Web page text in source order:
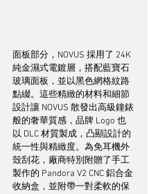
面板部分，NOVUS 採用了 24K
純金濕式電鍍層，搭配藍寶石
玻璃面板，並以黑色網格紋路
點綴。這些精緻的材料和細節
設計讓 NOVUS 散發出高級鐘錶
般的奢華質感，品牌 Logo 也
以 DLC 材質製成，凸顯設計的
統一性與精緻度。為免耳機外
殼刮花，廠商特別附贈了手工
製作的 Pandora V2 CNC 鋁合金
收納盒，並附帶一對柔軟的保